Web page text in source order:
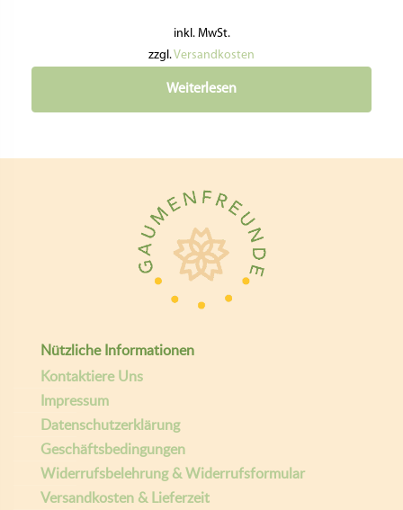
inkl. MwSt.
zzgl.Versandkosten
Weiterlesen
Nützliche Informationen
Kontaktiere Uns
Impressum
Datenschutzerklärung
Geschäftsbedingungen
Widerrufsbelehrung & Widerrufsformular
Versandkosten & Lieferzeit